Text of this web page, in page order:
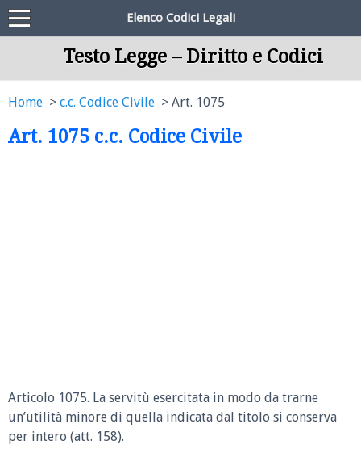
Elenco Codici Legali
Testo Legge – Diritto e Codici
Home c.c. Codice Civile Art. 1075
Art. 1075 c.c. Codice Civile
Articolo 1075. La servitù esercitata in modo da trarne
un’utilità minore di quella indicata dal titolo si conserva
per intero (att. 158).